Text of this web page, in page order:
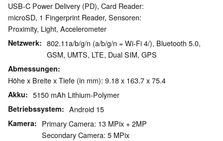
USB-C Power Delivery (PD), Card Reader:
microSD, 1 Fingerprint Reader, Sensoren:
Proximity, Light, Accelerometer
Netzwerk
802.11a/b/g/n (a/b/g/n = Wi-Fi 4/), Bluetooth 5.0,
GSM, UMTS, LTE, Dual SIM, GPS
Abmessungen
Höhe x Breite x Tiefe (in mm): 9.18 x 163.7 x 75.4
Akku 5150 mAh Lithium-Polymer
Betriebssystem Android 15
Kamera
Primary Camera: 13 MPix + 2MP
Secondary Camera: 5 MPix